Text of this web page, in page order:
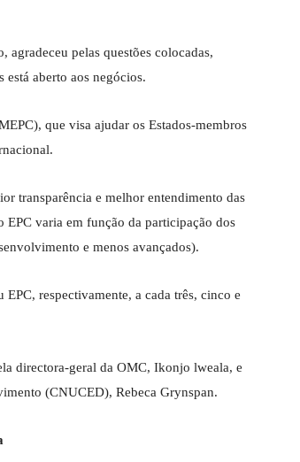
pelas questões colocadas,
aberto aos negócios.
que visa ajudar os Estados-membros
transparência e melhor entendimento das
EPC varia em função da participação dos
e menos avançados).
respectivamente, a cada três, cinco e
directora-geral da OMC, Ikonjo lweala, e
(CNUCED), Rebeca Grynspan.